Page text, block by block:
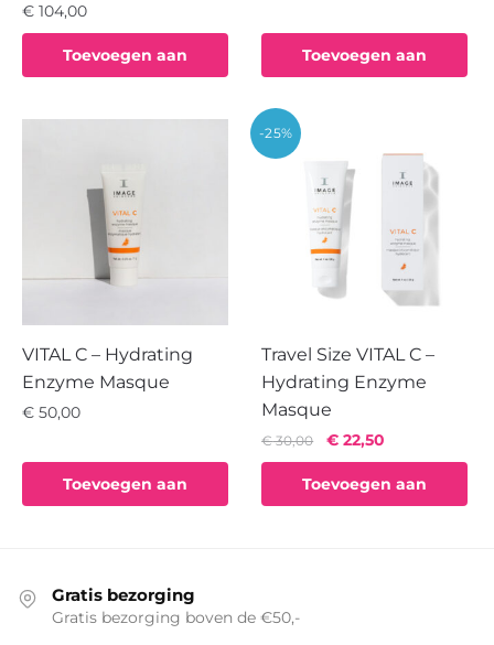
€ 104,00
Toevoegen aan Toevoegen aan
VITAL C – Hydrating
Enzyme Masque
€ 50,00
Toevoegen aan
-25%
Travel Size VITAL C –
Hydrating Enzyme
Masque
€30,00
Oorspronkelijke
prijs
was:
€ 30,00.
€ 22,50
prijs
is:
€ 22,50.
Toevoegen aan
Gratis bezorging
Gratis bezorging boven de €50,-